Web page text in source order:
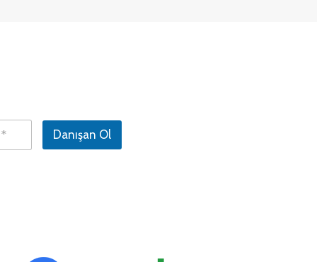
Danışan Ol